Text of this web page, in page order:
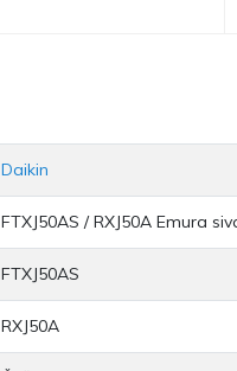
Daikin
FTXJ50AS / RXJ50A Emura
FTXJ50AS
RXJ50A